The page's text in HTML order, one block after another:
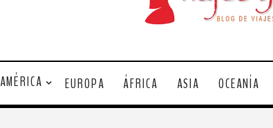
AMÉRICA EUROPA ÁFRICA ASIA OCEANÍA